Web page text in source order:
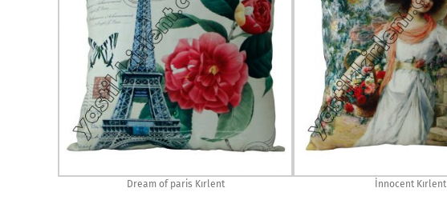
Dream of paris Kırlent İnnocent Kırlent